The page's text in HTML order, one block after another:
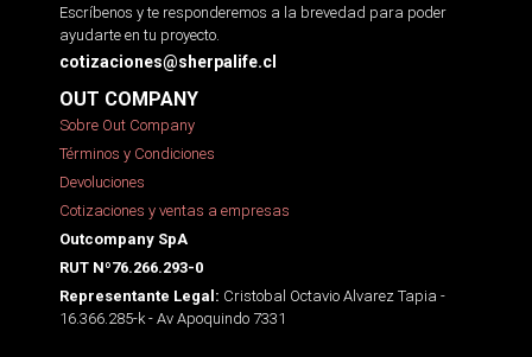
Escríbenos y te responderemos a la brevedad para poder
ayudarte en tu proyecto.
cotizaciones@sherpalife.cl
OUT COMPANY
Sobre Out Company
Términos y Condiciones
Devoluciones
Cotizaciones y ventas a empresas
Outcompany SpA
RUT Nº76.266.293-0
Representante Legal: Cristobal Octavio Alvarez Tapia -
16.366.285-k - Av Apoquindo 7331